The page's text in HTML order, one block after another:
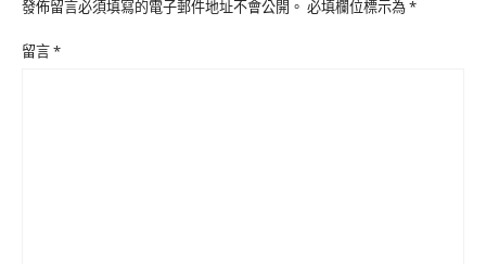
發佈留言必須填寫的電子郵件地址不會公開。 必填欄位標示為*
留言*